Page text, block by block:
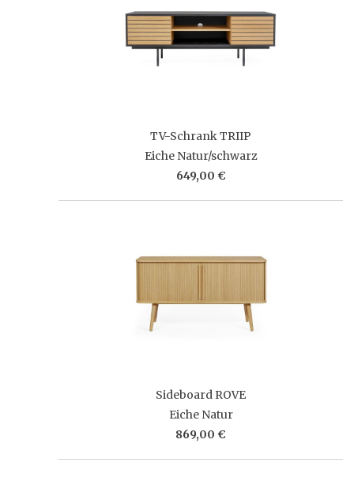
TV-Schrank TRIIP
Eiche Natur/schwarz
649,00 €
Sideboard ROVE
Eiche Natur
869,00 €